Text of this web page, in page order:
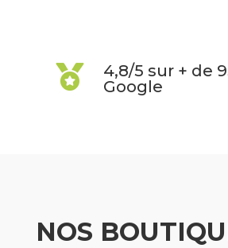

4,8/5 sur + de
Google
NOS